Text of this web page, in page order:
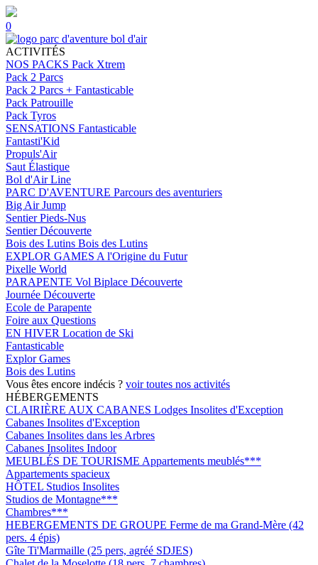
0
ACTIVITÉS
NOS PACKS Pack Xtrem
Pack 2 Parcs
Pack 2 Parcs + Fantasticable
Pack Patrouille
Pack Tyros
SENSATIONS Fantasticable
Fantasti'Kid
Propuls'Air
Saut Élastique
Bol d'Air Line
PARC D'AVENTURE Parcours des aventuriers
Big Air Jump
Sentier Pieds-Nus
Sentier Découverte
Bois des Lutins Bois des Lutins
EXPLOR GAMES A l'Origine du Futur
Pixelle World
PARAPENTE Vol Biplace Découverte
Journée Découverte
Ecole de Parapente
Foire aux Questions
EN HIVER Location de Ski
Fantasticable
Explor Games
Bois des Lutins
Vous êtes encore indécis ? voir toutes nos activités
HÉBERGEMENTS
CLAIRIÈRE AUX CABANES Lodges Insolites d'Exception
Cabanes Insolites d'Exception
Cabanes Insolites dans les Arbres
Cabanes Insolites Indoor
MEUBLÉS DE TOURISME Appartements meublés***
Appartements spacieux
HÔTEL Studios Insolites
Studios de Montagne***
Chambres***
HEBERGEMENTS DE GROUPE Ferme de ma Grand-Mère (42
pers. 4 épis)
Gîte Ti'Marmaille (25 pers, agréé SDJES)